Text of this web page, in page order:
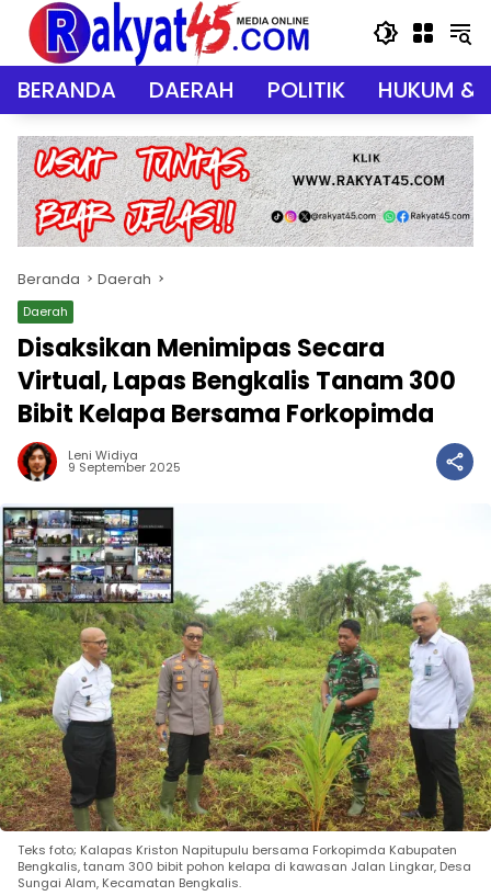
Langsung
konten
BERANDA DAERAH POLITIK HUKUM &
Beranda Daerah
Daerah
Disaksikan Menimipas Secara
Virtual, Lapas Bengkalis Tanam 300
Bibit Kelapa Bersama Forkopimda
Leni Widiya
9 September 2025
Teks foto; Kalapas Kriston Napitupulu bersama Forkopimda Kabupaten
Bengkalis, tanam 300 bibit pohon kelapa di kawasan Jalan Lingkar, Desa
Sungai Alam, Kecamatan Bengkalis.